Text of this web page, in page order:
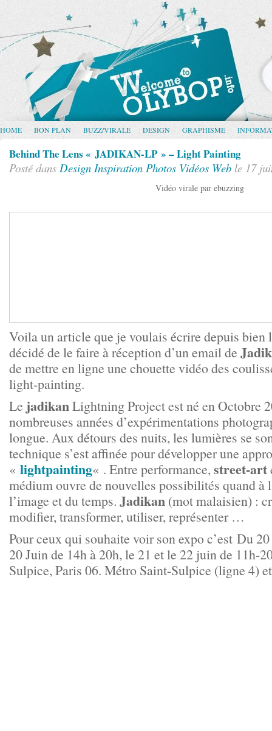
HOME BON PLAN BUZZ/VIRALE DESIGN GRAPHISME
Behind The Lens « JADIKAN-LP » – Light Painting
Posté dans Design Inspiration Photos Vidéos Web le 17
Vidéo virale par ebuzzing
Voila un article que je voulais écrire depuis bien
décidé de le faire à réception d’un email de
de mettre en ligne une chouette vidéo des
light-painting.
Le jadikanLightning Project est né en Octobre
nombreuses années d’expérimentations
longue. Aux détours des nuits, les lumières se
technique s’est affinée pour développer une
« lightpainting« . Entre performance,street-art
médium ouvre de nouvelles possibilités quand à
l’image et du temps. Jadikan (mot malaisien) :
modifier, transformer, utiliser, représenter …
Pour ceux qui souhaite voir son expo c’est Du
20 Juin de 14h à 20h, le 21 et le 22 juin de 11h-
Sulpice, Paris 06. Métro Saint-Sulpice (ligne 4)